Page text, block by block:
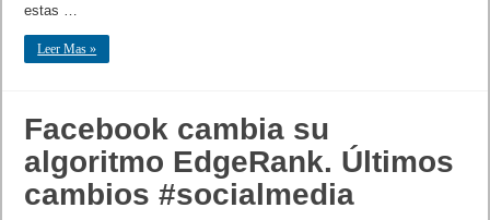
estas …
Leer Mas »
Facebook cambia su
algoritmo EdgeRank. Últimos
cambios #socialmedia